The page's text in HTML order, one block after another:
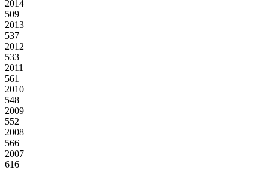
2014
509
2013
537
2012
533
2011
561
2010
548
2009
552
2008
566
2007
616